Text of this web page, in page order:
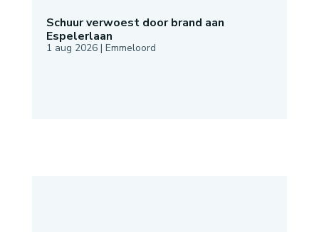
Schuur verwoest door brand aan
Espelerlaan
1 aug 2026| Emmeloord